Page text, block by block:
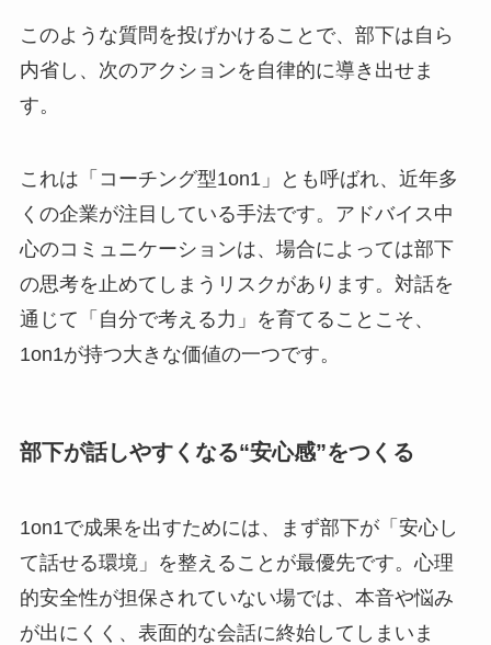
このような質問を投げかけることで、部下は自ら
内省し、次のアクションを自律的に導き出せま
す。
これは「コーチング型1on1」とも呼ばれ、近年多
くの企業が注目している手法です。アドバイス中
心のコミュニケーションは、場合によっては部下
の思考を止めてしまうリスクがあります。対話を
通じて「自分で考える力」を育てることこそ、
1on1が持つ大きな価値の一つです。
部下が話しやすくなる“安心感”をつくる
1on1で成果を出すためには、まず部下が「安心し
て話せる環境」を整えることが最優先です。心理
的安全性が担保されていない場では、本音や悩み
が出にくく、表面的な会話に終始してしまいま